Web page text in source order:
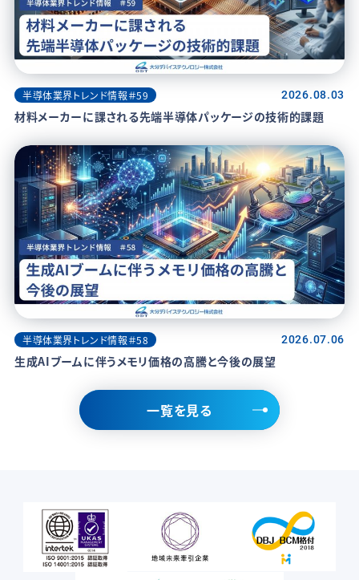
半導体業界トレンド情報＃59 2026.08.03
材料メーカーに課される先端半導体パッケージの技術的課題
半導体業界トレンド情報＃58 2026.07.06
生成AIブームに伴うメモリ価格の高騰と今後の展望
一覧を見る